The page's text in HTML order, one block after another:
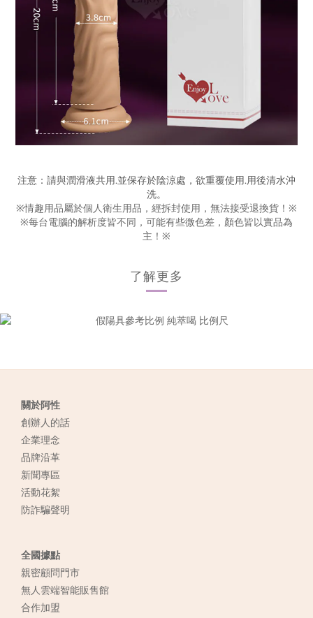
注意：請與潤滑液共用.並保存於陰涼處，欲重覆使用.用後清水沖
洗。
※情趣用品屬於個人衛生用品，經拆封使用，無法接受退換貨！※
※每台電腦的解析度皆不同，可能有些微色差，顏色皆以實品為
主！※
了解更多
關於阿性
創辦人的話
企業理念
品牌沿革
新聞專區
活動花絮
防詐騙聲明
全國據點
親密顧問門市
無人雲端智能販售館
合作加盟